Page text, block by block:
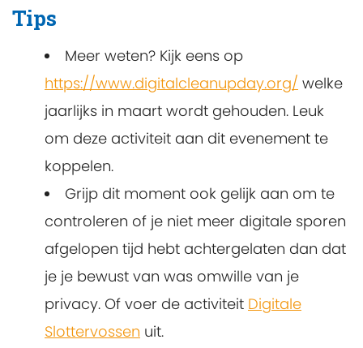
Tips
Meer weten? Kijk eens op
https://www.digitalcleanupday.org/ welke
jaarlijks in maart wordt gehouden. Leuk
om deze activiteit aan dit evenement te
koppelen.
Grijp dit moment ook gelijk aan om te
controleren of je niet meer digitale sporen
afgelopen tijd hebt achtergelaten dan dat
je je bewust van was omwille van je
privacy. Of voer de activiteit Digitale
Slottervossen uit.